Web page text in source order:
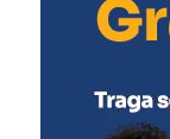
O secretário de
Santos,
agradar